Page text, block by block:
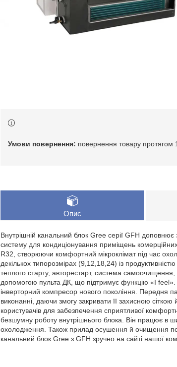
повернення товару протягом
Опис
Внутрішній канальний блок Gree серії GFH
систему для кондиціонування приміщень
R32, створюючи комфортний мікроклімат під час
декількох типорозмірах (9,12,18,24) із
теплого старту, авторестарт, система
допомогою пульта ДК, що підтримує функцію «I feel».
інверторний компресор нового покоління. Передня
виконанні, даючи змогу закривати її захисною
користувачів для забезпечення сприятливої
безшумну роботу внутрішнього блока. Він працює в
охолодження. Також прилад осушення й очищення
канальний блок Gree з GFH зручно на сайті нашої